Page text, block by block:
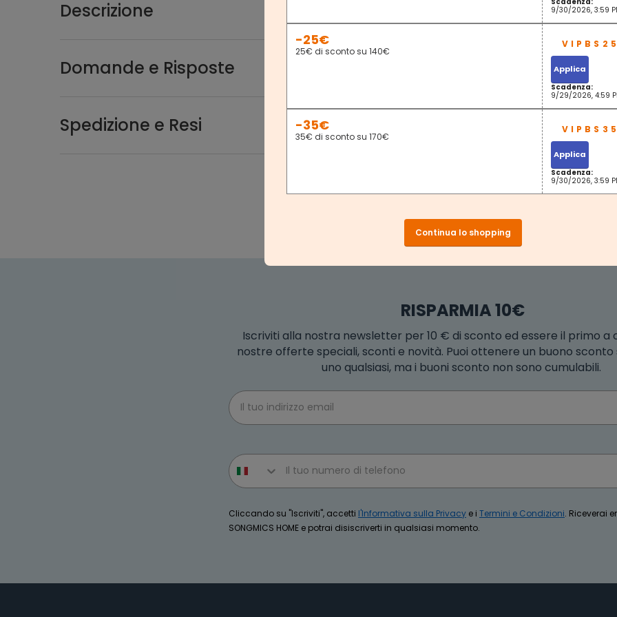
Descrizione
Domande e Risposte
Spedizione e Resi
RISPARMIA 10€
Iscriviti alla nostra newsletter per 10 € di sconto ed essere il primo a
nostre offerte speciali, sconti e novità. Puoi ottenere un buono sconto
uno qualsiasi, ma i buoni sconto non sono cumulabili.
Email
Phone number
Cliccando su "Iscriviti", accetti l'Informativa sulla Privacy e i Termini e Condizioni. Riceverai
SONGMICS HOME e potrai disiscriverti in qualsiasi momento.
9/30/2026, 3:59
-25€
25€ di sconto su 140€
Applica
Scadenza:
9/29/2026, 4:59
-35€
35€ di sconto su 170€
Applica
Scadenza:
9/30/2026, 3:59
Continua lo shopping